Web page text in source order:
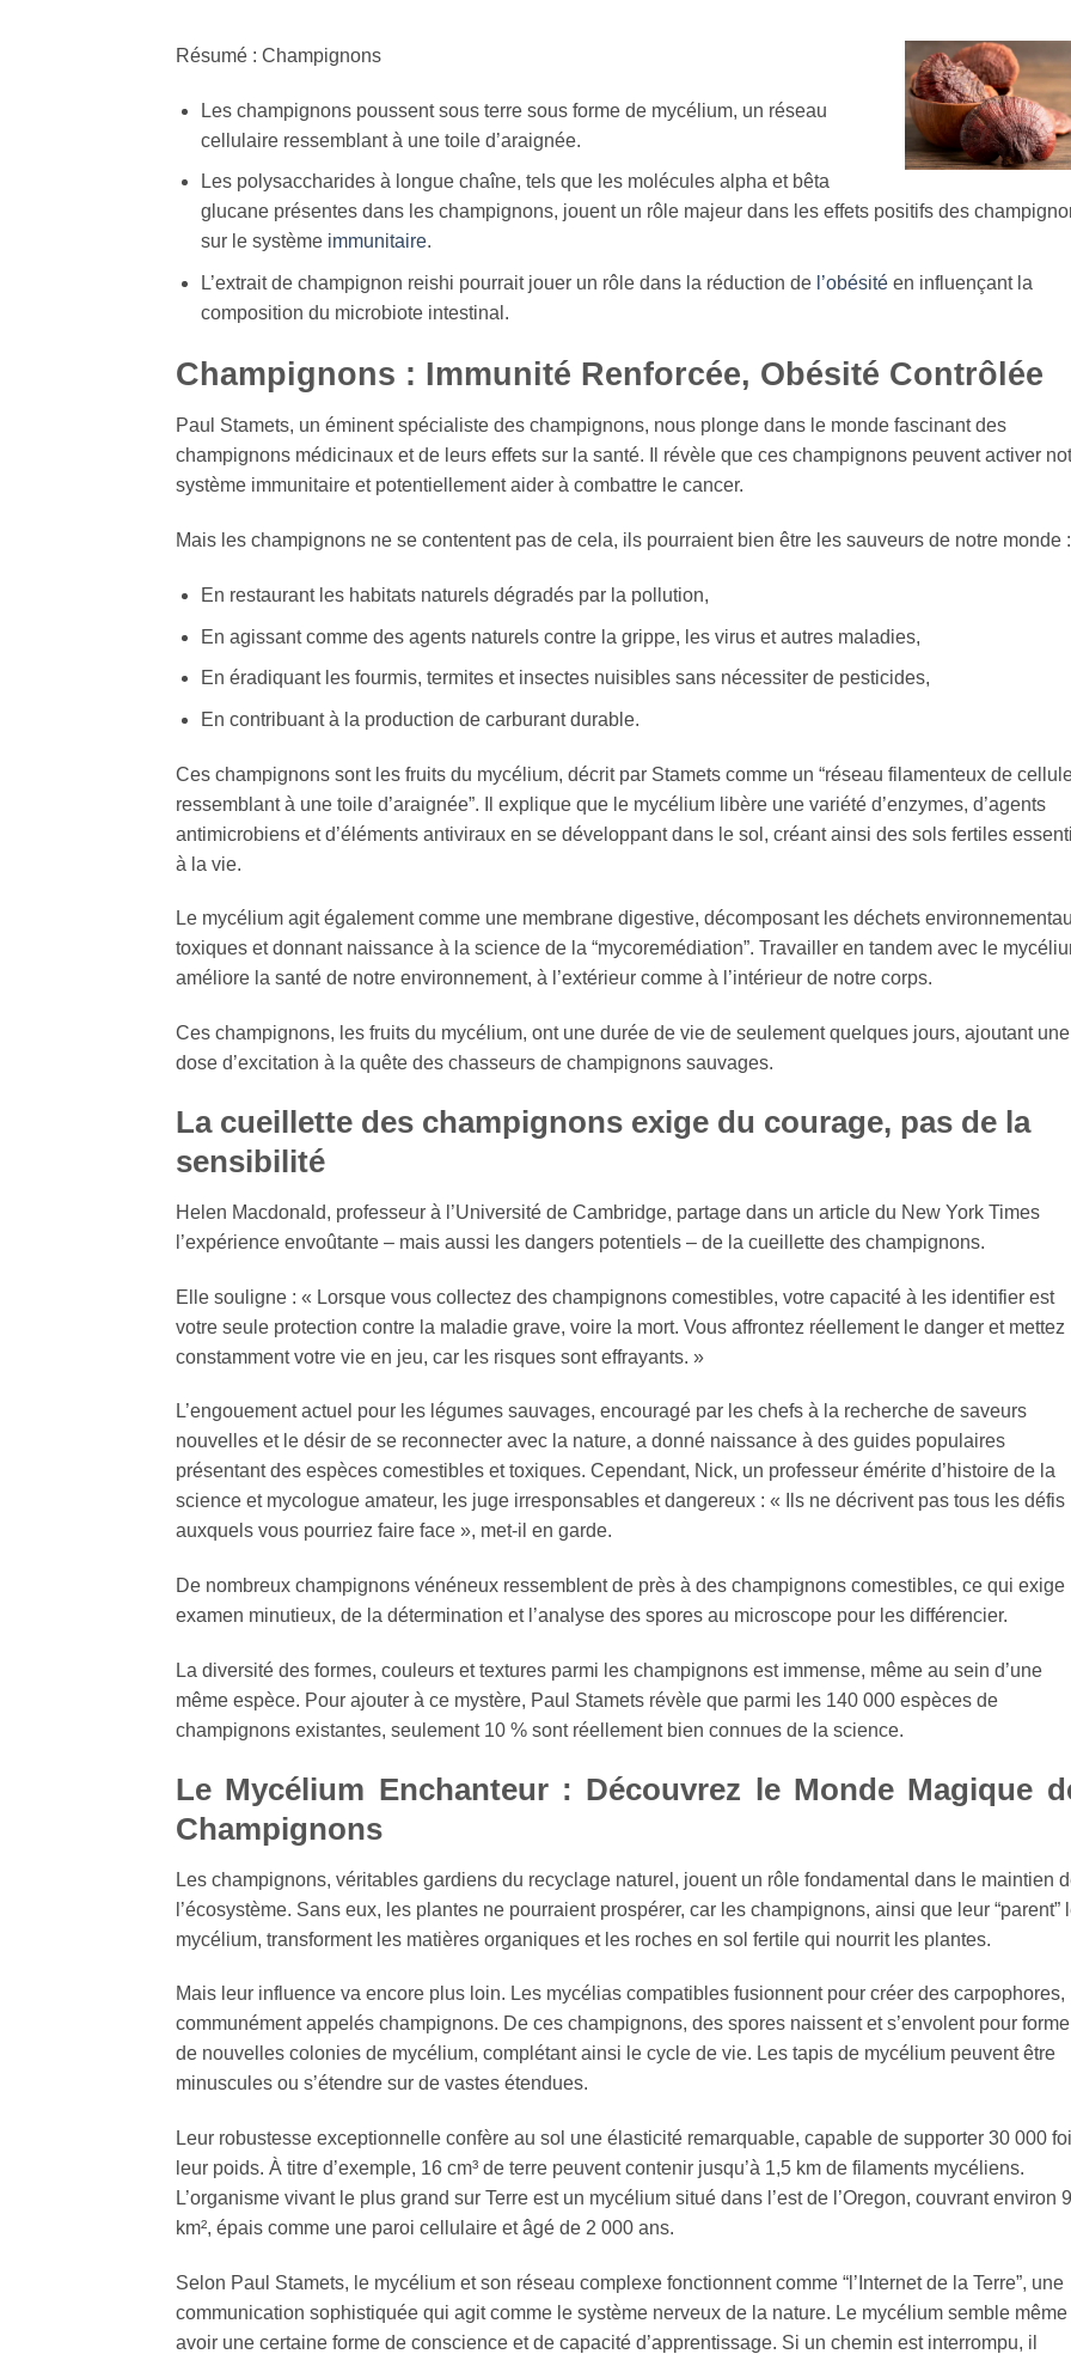
Résumé : Champignons
Les champignons poussent sous terre sous forme de mycélium, un réseau
cellulaire ressemblant à une toile d’araignée.
Les polysaccharides à longue chaîne, tels que les molécules alpha et bêta
glucane présentes dans les champignons, jouent un rôle majeur dans les effets positifs des
sur le système immunitaire.
L’extrait de champignon reishi pourrait jouer un rôle dans la réduction de l’obésitéen influençant la
composition du microbiote intestinal.
Champignons : Immunité Renforcée, Obésité Contrôlée
Paul Stamets, un éminent spécialiste des champignons, nous plonge dans le monde fascinant des
champignons médicinaux et de leurs effets sur la santé. Il révèle que ces champignons peuvent activer
système immunitaire et potentiellement aider à combattre le cancer.
Mais les champignons ne se contentent pas de cela, ils pourraient bien être les sauveurs de notre monde :
En restaurant les habitats naturels dégradés par la pollution,
En agissant comme des agents naturels contre la grippe, les virus et autres maladies,
En éradiquant les fourmis, termites et insectes nuisibles sans nécessiter de pesticides,
En contribuant à la production de carburant durable.
Ces champignons sont les fruits du mycélium, décrit par Stamets comme un “réseau filamenteux de
ressemblant à une toile d’araignée”. Il explique que le mycélium libère une variété d’enzymes, d’agents
antimicrobiens et d’éléments antiviraux en se développant dans le sol, créant ainsi des sols fertiles
à la vie.
Le mycélium agit également comme une membrane digestive, décomposant les déchets
toxiques et donnant naissance à la science de la “mycoremédiation”. Travailler en tandem avec le
améliore la santé de notre environnement, à l’extérieur comme à l’intérieur de notre corps.
Ces champignons, les fruits du mycélium, ont une durée de vie de seulement quelques jours, ajoutant une
dose d’excitation à la quête des chasseurs de champignons sauvages.
La cueillette des champignons exige du courage, pas de la
sensibilité
Helen Macdonald, professeur à l’Université de Cambridge, partage dans un article du New York Times
l’expérience envoûtante – mais aussi les dangers potentiels – de la cueillette des champignons.
Elle souligne : « Lorsque vous collectez des champignons comestibles, votre capacité à les identifier est
votre seule protection contre la maladie grave, voire la mort. Vous affrontez réellement le danger et mettez
constamment votre vie en jeu, car les risques sont effrayants. »
L’engouement actuel pour les légumes sauvages, encouragé par les chefs à la recherche de saveurs
nouvelles et le désir de se reconnecter avec la nature, a donné naissance à des guides populaires
présentant des espèces comestibles et toxiques. Cependant, Nick, un professeur émérite d’histoire de la
science et mycologue amateur, les juge irresponsables et dangereux : « Ils ne décrivent pas tous les défis
auxquels vous pourriez faire face », met-il en garde.
De nombreux champignons vénéneux ressemblent de près à des champignons comestibles, ce qui exige
examen minutieux, de la détermination et l’analyse des spores au microscope pour les différencier.
La diversité des formes, couleurs et textures parmi les champignons est immense, même au sein d’une
même espèce. Pour ajouter à ce mystère, Paul Stamets révèle que parmi les 140 000 espèces de
champignons existantes, seulement 10 % sont réellement bien connues de la science.
Le Mycélium Enchanteur : Découvrez le Monde Magique
Champignons
Les champignons, véritables gardiens du recyclage naturel, jouent un rôle fondamental dans le maintien
l’écosystème. Sans eux, les plantes ne pourraient prospérer, car les champignons, ainsi que leur “parent”
mycélium, transforment les matières organiques et les roches en sol fertile qui nourrit les plantes.
Mais leur influence va encore plus loin. Les mycélias compatibles fusionnent pour créer des carpophores,
communément appelés champignons. De ces champignons, des spores naissent et s’envolent pour
de nouvelles colonies de mycélium, complétant ainsi le cycle de vie. Les tapis de mycélium peuvent être
minuscules ou s’étendre sur de vastes étendues.
Leur robustesse exceptionnelle confère au sol une élasticité remarquable, capable de supporter 30 000
leur poids. À titre d’exemple, 16 cm³ de terre peuvent contenir jusqu’à 1,5 km de filaments mycéliens.
L’organisme vivant le plus grand sur Terre est un mycélium situé dans l’est de l’Oregon, couvrant environ 9
km², épais comme une paroi cellulaire et âgé de 2 000 ans.
Selon Paul Stamets, le mycélium et son réseau complexe fonctionnent comme “l’Internet de la Terre”, une
communication sophistiquée qui agit comme le système nerveux de la nature. Le mycélium semble même
avoir une certaine forme de conscience et de capacité d’apprentissage. Si un chemin est interrompu, il